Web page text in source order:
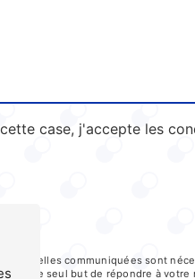
case, j'accepte les
communiquées sont
dans le seul but de répondre à